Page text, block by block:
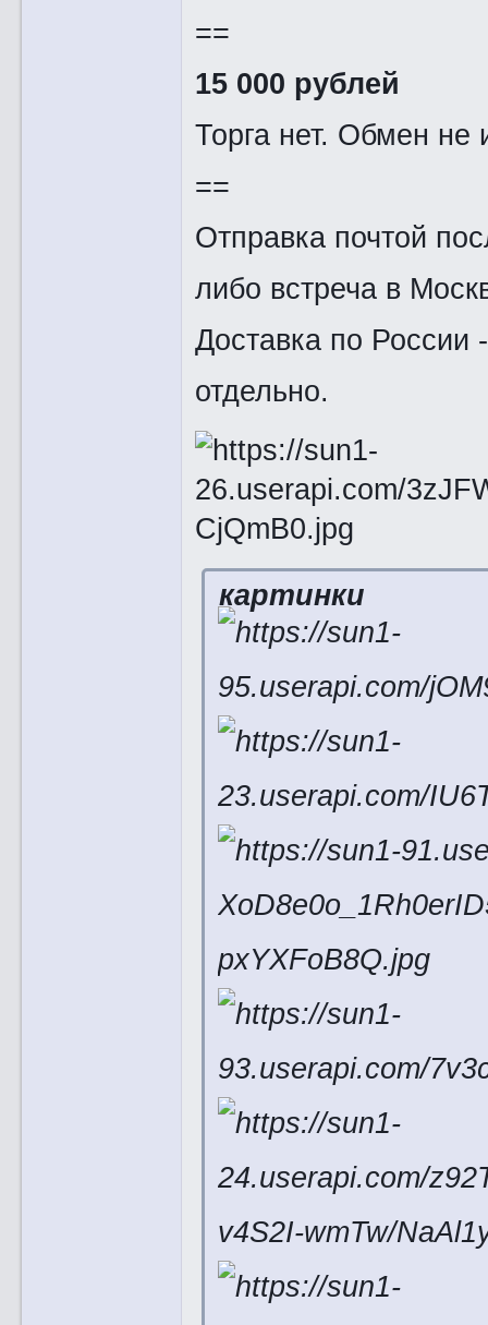
==
15 000 рублей
Торга нет. Обмен не
==
Отправка почтой
либо встреча в
Доставка по
отдельно.
картинки